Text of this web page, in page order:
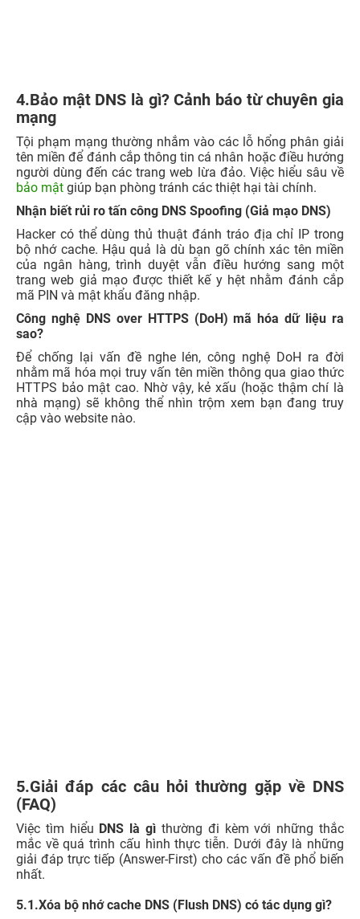
4.Bảo mật DNS là gì? Cảnh báo từ chuyên gia
mạng
Tội phạm mạng thường nhắm vào các lỗ hổng phân giải
tên miền để đánh cắp thông tin cá nhân hoặc điều hướng
người dùng đến các trang web lừa đảo. Việc hiểu sâu về
bảo mật giúp bạn phòng tránh các thiệt hại tài chính.
Nhận biết rủi ro tấn công DNS Spoofing (Giả mạo DNS)
Hacker có thể dùng thủ thuật đánh tráo địa chỉ IP trong
bộ nhớ cache. Hậu quả là dù bạn gõ chính xác tên miền
của ngân hàng, trình duyệt vẫn điều hướng sang một
trang web giả mạo được thiết kế y hệt nhằm đánh cắp
mã PIN và mật khẩu đăng nhập.
Công nghệ DNS over HTTPS (DoH) mã hóa dữ liệu ra
sao?
Để chống lại vấn đề nghe lén, công nghệ DoH ra đời
nhằm mã hóa mọi truy vấn tên miền thông qua giao thức
HTTPS bảo mật cao. Nhờ vậy, kẻ xấu (hoặc thậm chí là
nhà mạng) sẽ không thể nhìn trộm xem bạn đang truy
cập vào website nào.
5.Giải đáp các câu hỏi thường gặp về DNS
(FAQ)
Việc tìm hiểu DNS là gì thường đi kèm với những thắc
mắc về quá trình cấu hình thực tiễn. Dưới đây là những
giải đáp trực tiếp (Answer-First) cho các vấn đề phổ biến
nhất.
5.1.Xóa bộ nhớ cache DNS (Flush DNS) có tác dụng gì?